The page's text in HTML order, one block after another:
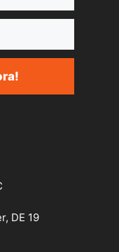
DE 19